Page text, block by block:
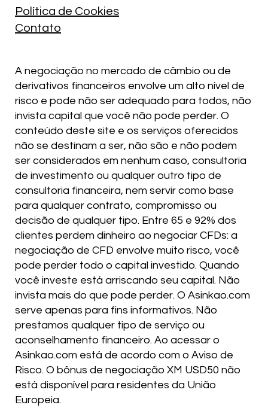
Política de Cookies
Contato
A negociação no mercado de câmbio ou de
derivativos financeiros envolve um alto nível de
risco e pode não ser adequado para todos, não
invista capital que você não pode perder. O
conteúdo deste site e os serviços oferecidos
não se destinam a ser, não são e não podem
ser considerados em nenhum caso, consultoria
de investimento ou qualquer outro tipo de
consultoria financeira, nem servir como base
para qualquer contrato, compromisso ou
decisão de qualquer tipo. Entre 65 e 92% dos
clientes perdem dinheiro ao negociar CFDs: a
negociação de CFD envolve muito risco, você
pode perder todo o capital investido. Quando
você investe está arriscando seu capital. Não
invista mais do que pode perder. O Asinkao.com
serve apenas para fins informativos. Não
prestamos qualquer tipo de serviço ou
aconselhamento financeiro. Ao acessar o
Asinkao.com está de acordo com o Aviso de
Risco. O bônus de negociação XM USD50 não
está disponível para residentes da União
Europeia.